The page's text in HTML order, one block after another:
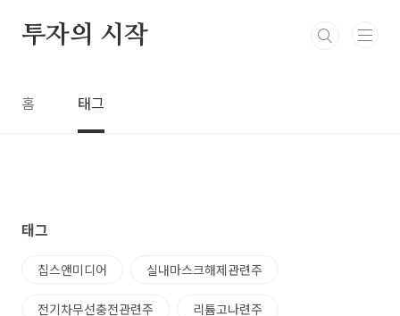
투자의 시작
홈 태그
태그
칩스앤미디어 실내마스크해제관련주
전기차무선충전관련주 리튬고나련주